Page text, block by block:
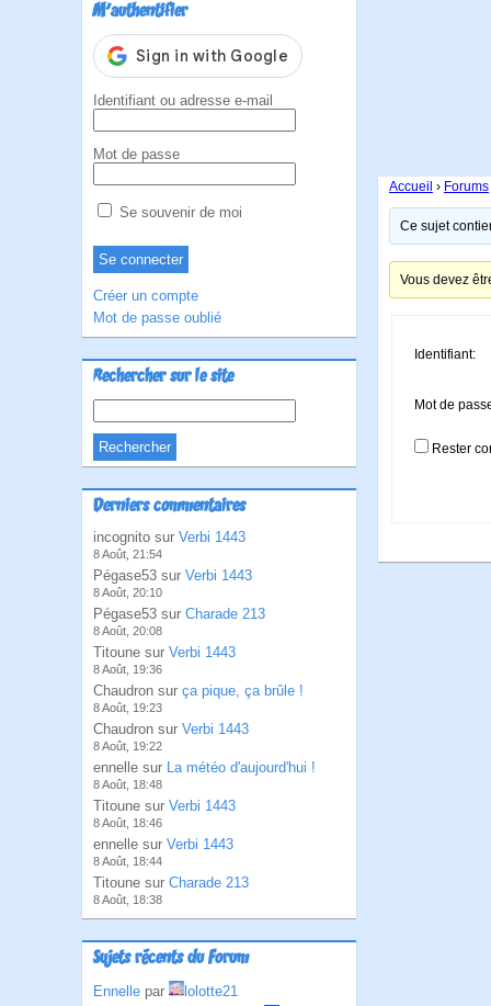
M'authentifier
Identifiant ou adresse e-mail
Mot de passe
Se souvenir de moi
Créer un compte
Mot de passe oublié
Rechercher sur le site
Derniers commentaires
incognito sur Verbi 1443
8 Août, 21:54
Pégase53 sur Verbi 1443
8 Août, 20:10
Pégase53 sur Charade 213
8 Août, 20:08
Titoune sur Verbi 1443
8 Août, 19:36
Chaudron sur ça pique, ça brûle !
8 Août, 19:23
Chaudron sur Verbi 1443
8 Août, 19:22
ennelle sur La météo d'aujourd'hui !
8 Août, 18:48
Titoune sur Verbi 1443
8 Août, 18:46
ennelle sur Verbi 1443
8 Août, 18:44
Titoune sur Charade 213
8 Août, 18:38
Sujets récents du Forum
Ennelle par
lolotte21
Accueil › Forums
Ce sujet
Vous devez
Identifiant:
Mot de
Rester